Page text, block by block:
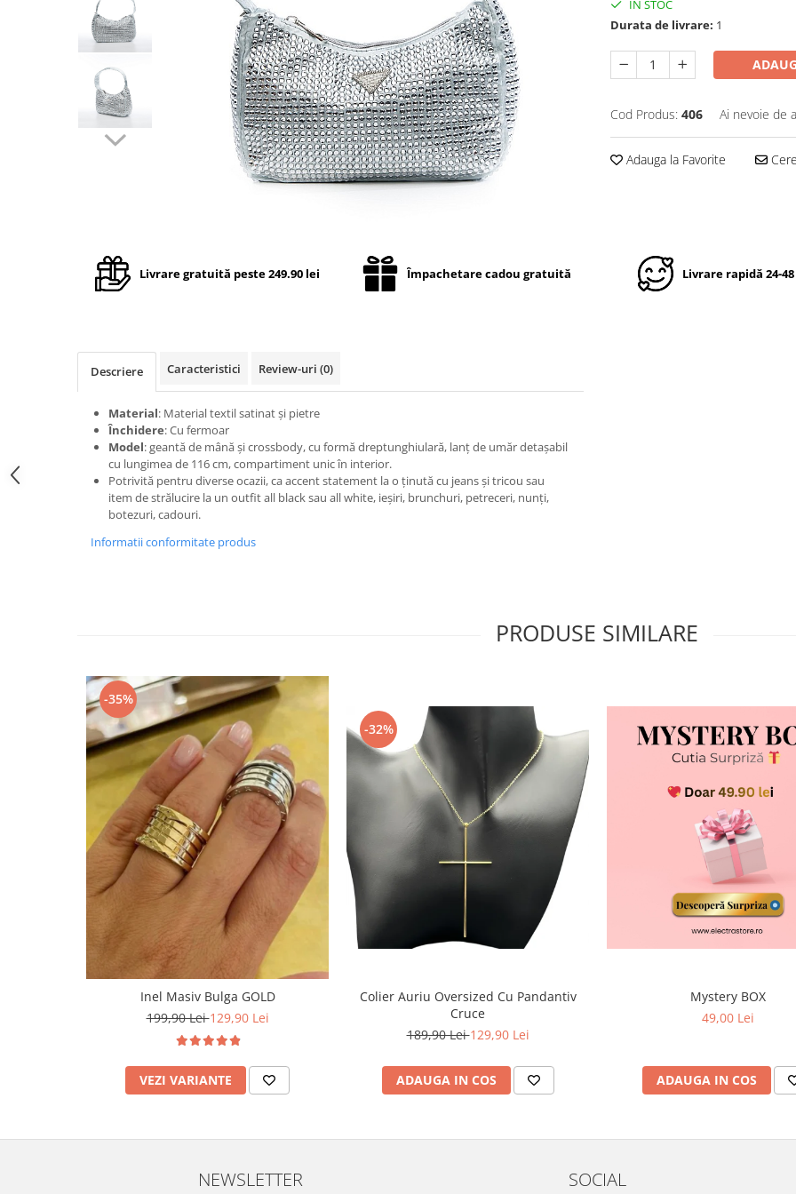
IN STOC
Durata de livrare: 1
Cod Produs: 406 Ai nevoie de
Adauga la Favorite
Livrare gratuită peste 249.90 lei Împachetare cadou gratuită Livrare rapidă 24-
Descriere Caracteristici Review-uri (0)
Material: Material textil satinat și pietre
Închidere: Cu fermoar
Model: geantă de mână și crossbody, cu formă dreptunghiulară, lanț de umăr detașabil
cu lungimea de 116 cm, compartiment unic în interior.
Potrivită pentru diverse ocazii, ca accent statement la o ținută cu jeans și tricou sau
item de strălucire la un outfit all black sau all white, ieșiri, brunchuri, petreceri, nunți,
botezuri, cadouri.
Informatii conformitate produs
PRODUSE SIMILARE
-35%
Inel Masiv Bulga GOLD
199,90 Lei129,90 Lei
VEZI VARIANTE
-32%
Colier Auriu Oversized Cu Pandantiv
Cruce
189,90 Lei129,90 Lei
ADAUGA IN COS
Mystery BOX
49,00 Lei
ADAUGA IN COS
NEWSLETTER SOCIAL